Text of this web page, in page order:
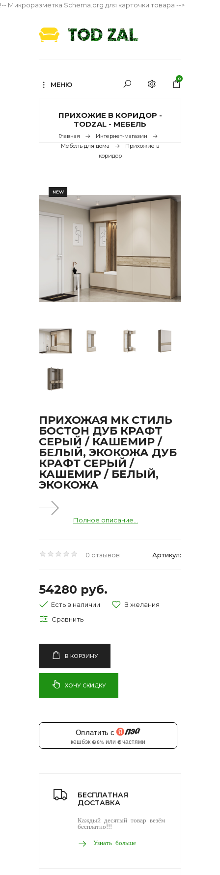
!-- Микроразметка Schema.org для карточки товара -->
МЕНЮ
0
ПРИХОЖИЕ В КОРИДОР -
TODZAL - МЕБЕЛЬ
Главная
Интернет-магазин
Мебель для дома
Прихожие в
коридор
NEW
ПРИХОЖАЯ МК СТИЛЬ
БОСТОН ДУБ КРАФТ
СЕРЫЙ / КАШЕМИР /
БЕЛЫЙ, ЭКОКОЖА ДУБ
КРАФТ СЕРЫЙ /
КАШЕМИР / БЕЛЫЙ,
ЭКОКОЖА
Полное описание...
0 отзывов Артикул:
54280 руб.
Есть в наличии
В КОРЗИНУ
ХОЧУ СКИДКУ
БЕСПЛАТНАЯ
ДОСТАВКА
Каждый десятый товар везём
бесплатно!!!
Узнать больше